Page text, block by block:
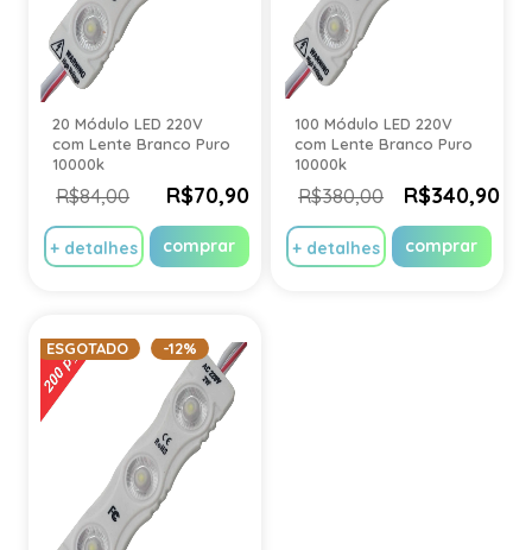
20 Módulo LED 220V
com Lente Branco Puro
10000k
R$84,00 R$70,90
+ detalhes comprar
100 Módulo LED 220V
com Lente Branco Puro
10000k
R$380,00 R$340,90
+ detalhes comprar
ESGOTADO -12%